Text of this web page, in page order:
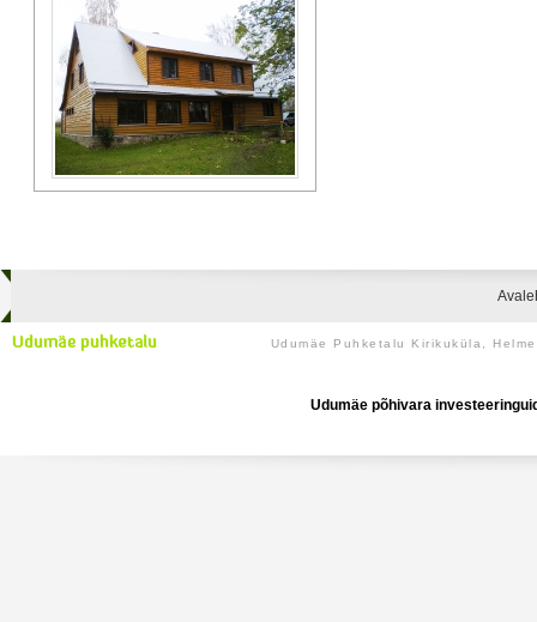
Udumäe Puhketalu Kirikuküla,
Udumäe põhivara